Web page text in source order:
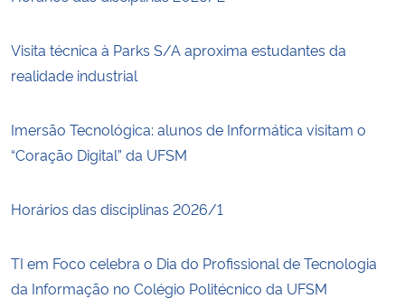
Visita técnica à Parks S/A aproxima estudantes da
realidade industrial
Imersão Tecnológica: alunos de Informática visitam o
“Coração Digital” da UFSM
Horários das disciplinas 2026/1
TI em Foco celebra o Dia do Profissional de Tecnologia
da Informação no Colégio Politécnico da UFSM